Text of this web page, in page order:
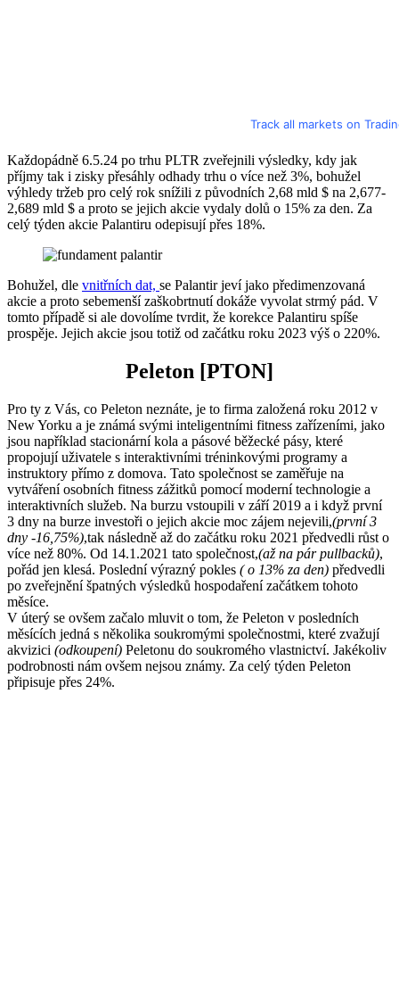
Track all markets on
Každopádně 6.5.24 po trhu PLTR zveřejnili výsledky, kdy jak
příjmy tak i zisky přesáhly odhady trhu o více než 3%, bohužel
výhledy tržeb pro celý rok snížili z původních 2,68 mld $ na 2,677-
2,689 mld $ a proto se jejich akcie vydaly dolů o 15% za den. Za
celý týden akcie Palantiru odepisují přes 18%.
Bohužel, dle vnitřních dat, se Palantir jeví jako předimenzovaná
akcie a proto sebemenší zaškobrtnutí dokáže vyvolat strmý pád. V
tomto případě si ale dovolíme tvrdit, že korekce Palantiru spíše
prospěje. Jejich akcie jsou totiž od začátku roku 2023 výš o 220%.
Peleton [PTON]
Pro ty z Vás, co Peleton neznáte, je to firma založená roku 2012 v
New Yorku a je známá svými inteligentními fitness zařízeními, jako
jsou například stacionární kola a pásové běžecké pásy, které
propojují uživatele s interaktivními tréninkovými programy a
instruktory přímo z domova. Tato společnost se zaměřuje na
vytváření osobních fitness zážitků pomocí moderní technologie a
interaktivních služeb. Na burzu vstoupili v září 2019 a i když první
3 dny na burze investoři o jejich akcie moc zájem nejevili,(první 3
dny -16,75%),tak následně až do začátku roku 2021 předvedli růst o
více než 80%. Od 14.1.2021 tato společnost,(až na pár pullbacků),
pořád jen klesá. Poslední výrazný pokles ( o 13% za den) předvedli
po zveřejnění špatných výsledků hospodaření začátkem tohoto
měsíce.
V úterý se ovšem začalo mluvit o tom, že Peleton v posledních
měsících jedná s několika soukromými společnostmi, které zvažují
akvizici (odkoupení) Peletonu do soukromého vlastnictví. Jakékoliv
podrobnosti nám ovšem nejsou známy. Za celý týden Peleton
připisuje přes 24%.